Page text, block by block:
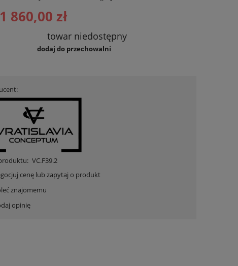
1 860,00 zł
towar niedostępny
dodaj do przechowalni
VC.F39.2
cenę lub zapytaj o produkt
znajomemu
opinię